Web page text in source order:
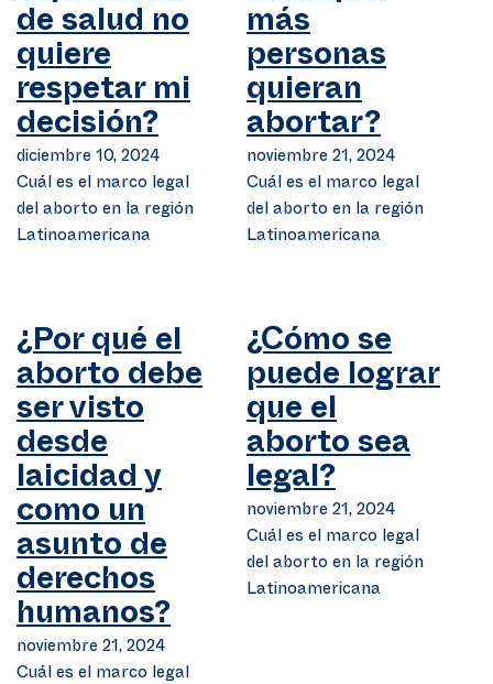
de salud no
quiere
respetar mi
decisión?
diciembre 10, 2024
Cuál es el marco legal
del aborto en la región
Latinoamericana
más
personas
quieran
abortar?
noviembre 21, 2024
Cuál es el marco legal
del aborto en la región
Latinoamericana
¿Por qué el
aborto debe
ser visto
desde
laicidad y
como un
asunto de
derechos
humanos?
noviembre 21, 2024
Cuál es el marco legal
¿Cómo se
puede lograr
que el
aborto sea
legal?
noviembre 21, 2024
Cuál es el marco legal
del aborto en la región
Latinoamericana